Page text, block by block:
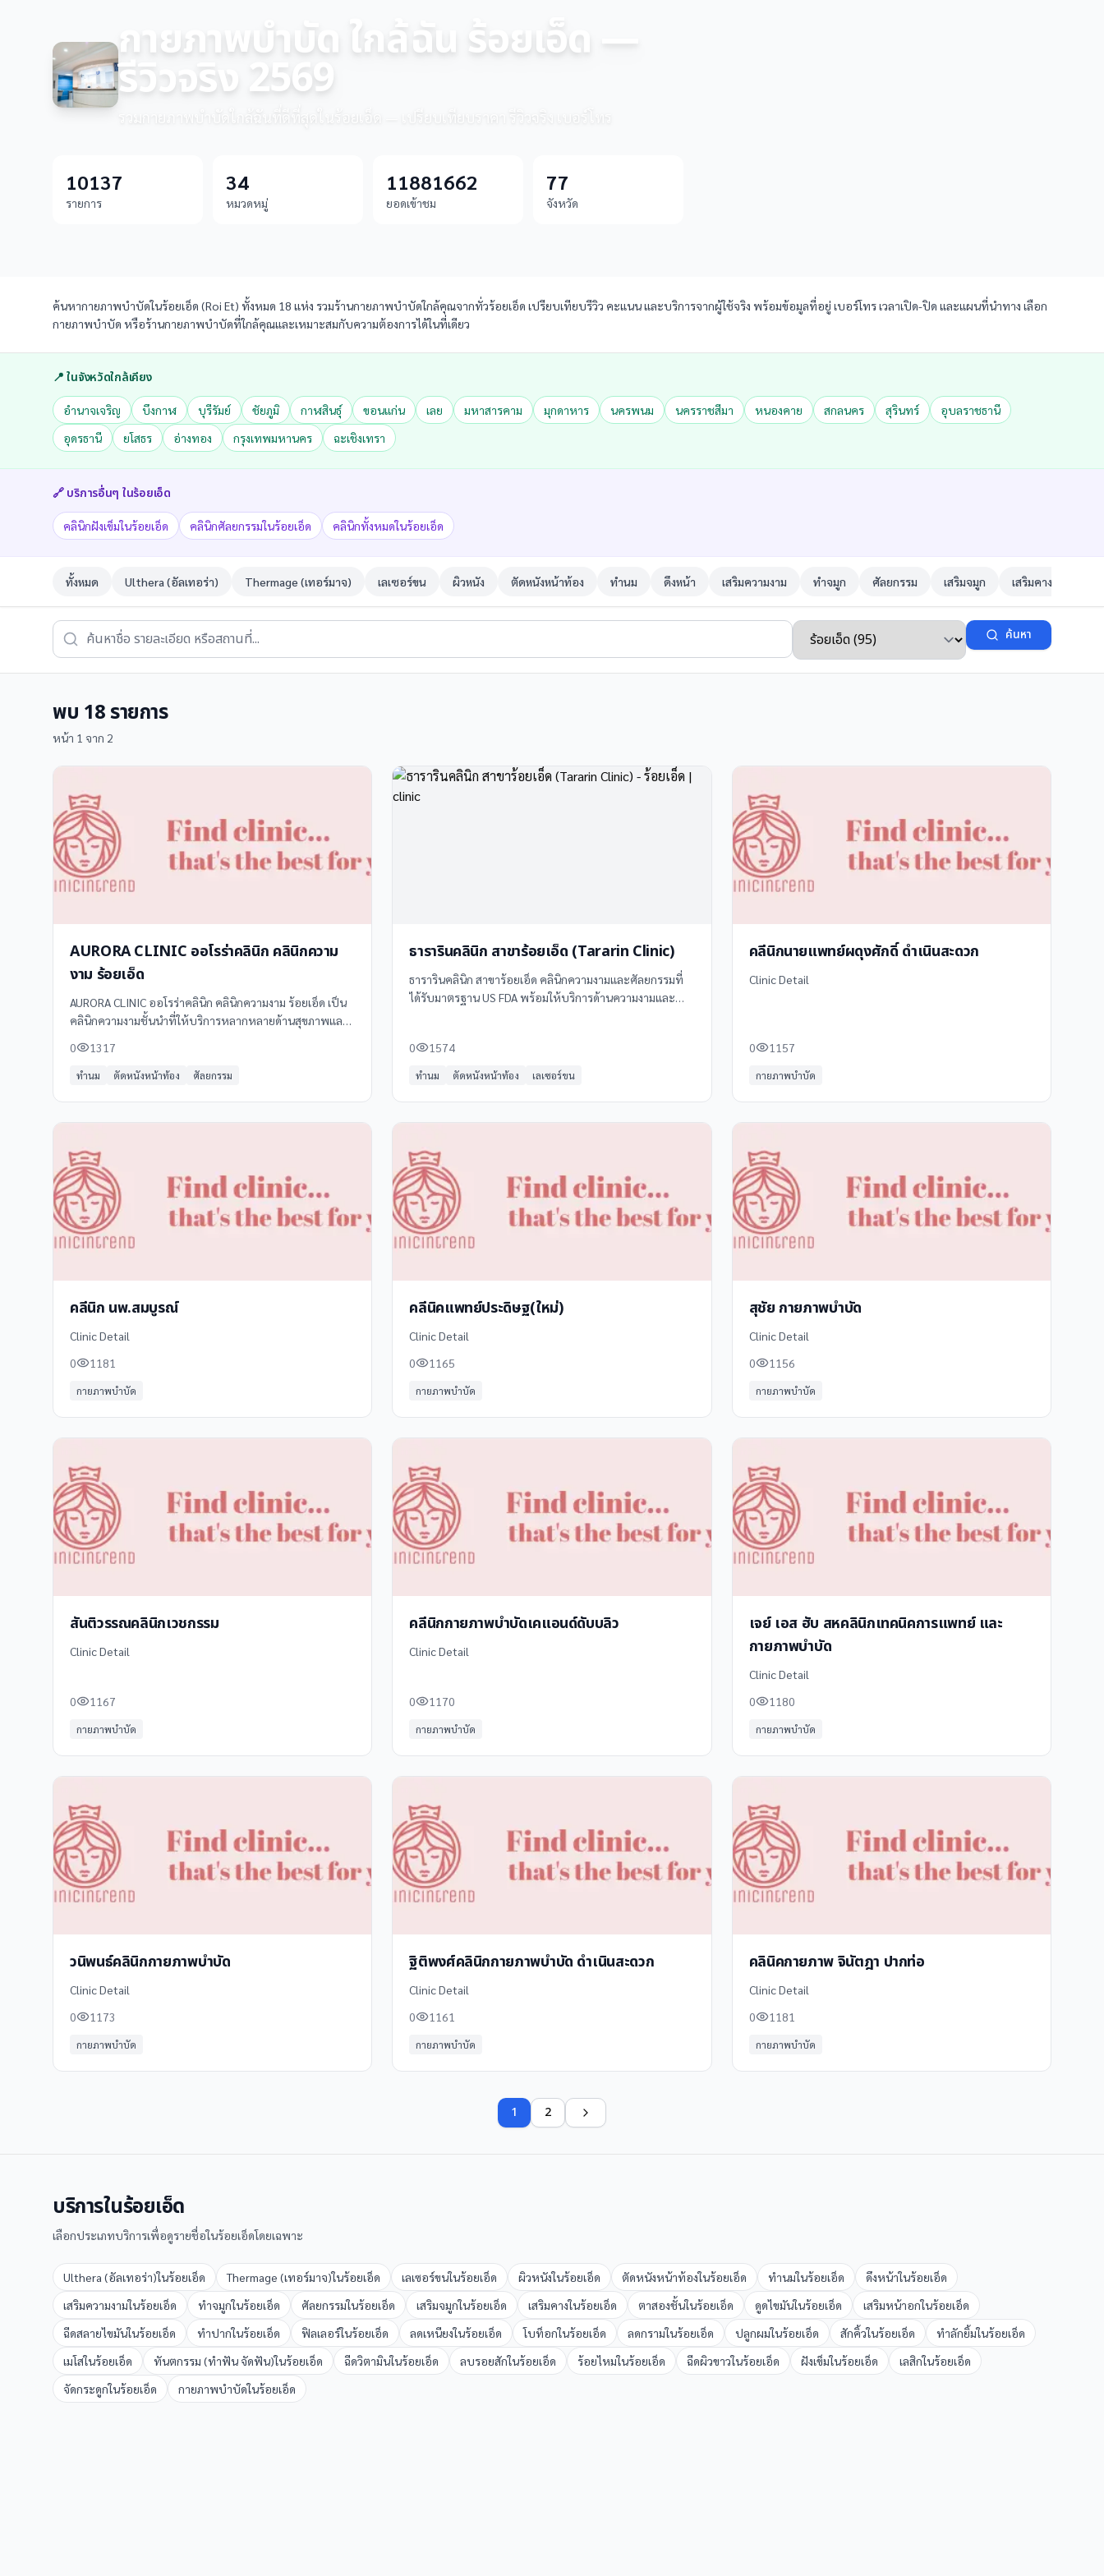
กายภาพบำบัด ใกล้ฉัน ร้อยเอ็ด —
รีวิวจริง 2569
รวมกายภาพบำบัดใกล้ฉันที่ดีที่สุดในร้อยเอ็ด — เปรียบเทียบราคา รีวิวจริง เบอร์โทร
10137
รายการ
34
หมวดหมู่
11881662
ยอดเข้าชม
77
จังหวัด
ค้นหากายภาพบำบัดในร้อยเอ็ด (Roi Et) ทั้งหมด 18 แห่ง รวมร้านกายภาพบำบัดใกล้คุณจากทั่วร้อยเอ็ด เปรียบเทียบรีวิว คะแนน และบริการจากผู้ใช้จริง พร้อมข้อมูลที่อยู่ เบอร์โทร เวลาเปิด-ปิด และแผนที่นำทาง เลือก
กายภาพบำบัด หรือร้านกายภาพบำบัดที่ใกล้คุณและเหมาะสมกับความต้องการได้ในที่เดียว
📍 ในจังหวัดใกล้เคียง
อำนาจเจริญ บึงกาฬ บุรีรัมย์ ชัยภูมิ กาฬสินธุ์ ขอนแก่น เลย มหาสารคาม มุกดาหาร นครพนม นครราชสีมา หนองคาย สกลนคร สุรินทร์
อุบลราชธานี
อุดรธานี
ยโสธร อ่างทอง กรุงเทพมหานคร ฉะเชิงเทรา
🔗 บริการอื่นๆ ในร้อยเอ็ด
คลินิกฝังเข็มในร้อยเอ็ด คลินิกศัลยกรรมในร้อยเอ็ด คลินิกทั้งหมดในร้อยเอ็ด
ทั้งหมด Ulthera (อัลเทอร่า) Thermage (เทอร์มาจ) เลเซอร์ขน ผิวหนัง ตัดหนังหน้าท้อง ทำนม ดึงหน้า เสริมความงาม ทำจมูก ศัลยกรรม เสริมจมูก เสริมคาง
ค้นหา
พบ 18รายการ
หน้า 1 จาก 2
AURORA CLINIC ออโรร่าคลินิก คลินิกความ
งาม ร้อยเอ็ด
AURORA CLINIC ออโรร่าคลินิก คลินิกความงาม ร้อยเอ็ด เป็น
คลินิกความงามชั้นนำที่ให้บริการหลากหลายด้านสุขภาพและ
0 1317
ทำนม ตัดหนังหน้าท้อง ศัลยกรรม
ธารารินคลินิก สาขาร้อยเอ็ด (Tararin Clinic)
ธารารินคลินิก สาขาร้อยเอ็ด คลินิกความงามและศัลยกรรมที่
ได้รับมาตรฐาน US FDA พร้อมให้บริการด้านความงามและ
0
1574
ทำนม ตัดหนังหน้าท้อง เลเซอร์ขน
คลีนิกนายแพทย์ผดุงศักดิ์ ดำเนินสะดวก
Clinic Detail
0 1157
กายภาพบำบัด
คลีนิก นพ.สมบูรณ์
Clinic Detail
0
1181
กายภาพบำบัด
คลีนิคแพทย์ประดิษฐ(ใหม่)
Clinic Detail
0
1165
กายภาพบำบัด
สุชัย กายภาพบำบัด
Clinic Detail
0
1156
กายภาพบำบัด
สันติวรรณคลินิกเวชกรรม
Clinic Detail
0 1167
กายภาพบำบัด
คลีนิกกายภาพบำบัดเคแอนด์ดับบลิว
Clinic Detail
0 1170
กายภาพบำบัด
เจย์ เอส ฮับ สหคลินิกเทคนิคการแพทย์ และ
กายภาพบำบัด
Clinic Detail
0
1180
กายภาพบำบัด
วนิพนธ์คลินิกกายภาพบำบัด
Clinic Detail
0
1173
กายภาพบำบัด
ฐิติพงศ์คลินิกกายภาพบำบัด ดำเนินสะดวก
Clinic Detail
0
1161
กายภาพบำบัด
คลินิคกายภาพ จินัตฎา ปากท่อ
Clinic Detail
0
1181
กายภาพบำบัด
1 2
บริการในร้อยเอ็ด
เลือกประเภทบริการเพื่อดูรายชื่อในร้อยเอ็ดโดยเฉพาะ
Ulthera (อัลเทอร่า)ในร้อยเอ็ด Thermage (เทอร์มาจ)ในร้อยเอ็ด เลเซอร์ขนในร้อยเอ็ด ผิวหนังในร้อยเอ็ด ตัดหนังหน้าท้องในร้อยเอ็ด ทำนมในร้อยเอ็ด ดึงหน้าในร้อยเอ็ด
เสริมความงามในร้อยเอ็ด ทำจมูกในร้อยเอ็ด ศัลยกรรมในร้อยเอ็ด เสริมจมูกในร้อยเอ็ด เสริมคางในร้อยเอ็ด ตาสองชั้นในร้อยเอ็ด ดูดไขมันในร้อยเอ็ด เสริมหน้าอกในร้อยเอ็ด
ฉีดสลายไขมันในร้อยเอ็ด ทำปากในร้อยเอ็ด ฟิลเลอร์ในร้อยเอ็ด ลดเหนียงในร้อยเอ็ด โบท็อกในร้อยเอ็ด ลดกรามในร้อยเอ็ด ปลูกผมในร้อยเอ็ด สักคิ้วในร้อยเอ็ด ทำลักยิ้มในร้อยเอ็ด
เมโสในร้อยเอ็ด ทันตกรรม (ทำฟัน จัดฟัน)ในร้อยเอ็ด ฉีดวิตามินในร้อยเอ็ด ลบรอยสักในร้อยเอ็ด ร้อยไหมในร้อยเอ็ด ฉีดผิวขาวในร้อยเอ็ด ฝังเข็มในร้อยเอ็ด เลสิกในร้อยเอ็ด
จัดกระดูกในร้อยเอ็ด กายภาพบำบัดในร้อยเอ็ด